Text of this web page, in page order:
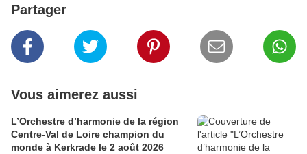
Partager
Vous aimerez aussi
L’Orchestre d’harmonie de la région
Centre-Val de Loire champion du
monde à Kerkrade le 2 août 2026